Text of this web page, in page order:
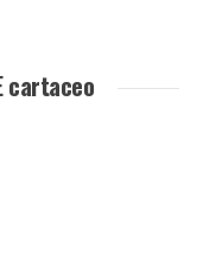
cartaceo